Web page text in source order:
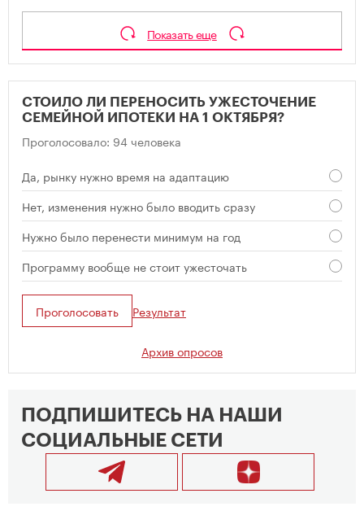
Показать еще
СТОИЛО ЛИ ПЕРЕНОСИТЬ УЖЕСТОЧЕНИЕ
СЕМЕЙНОЙ ИПОТЕКИ НА 1 ОКТЯБРЯ?
Проголосовало: 94 человека
Да, рынку нужно время на адаптацию
Нет, изменения нужно было вводить сразу
Нужно было перенести минимум на год
Программу вообще не стоит ужесточать
Проголосовать Результат
Архив опросов
ПОДПИШИТЕСЬ НА НАШИ
СОЦИАЛЬНЫЕ СЕТИ